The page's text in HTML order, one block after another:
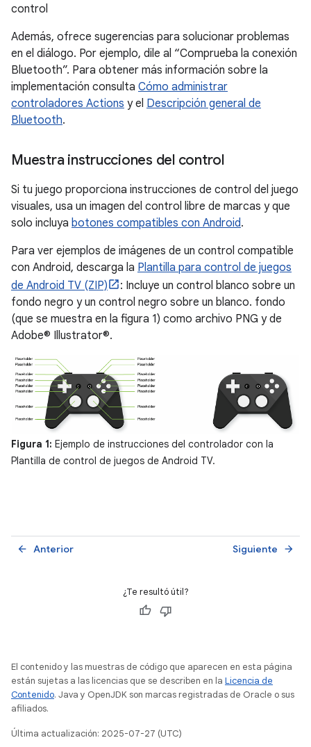
control
Además, ofrece sugerencias para solucionar problemas
en el diálogo. Por ejemplo, dile al “Comprueba la conexión
Bluetooth”. Para obtener más información sobre la
implementación consulta Cómo administrar
controladores Actions y el Descripción general de
Bluetooth.
Muestra instrucciones del control
Si tu juego proporciona instrucciones de control del juego
visuales, usa un imagen del control libre de marcas y que
solo incluya botones compatibles con Android.
Para ver ejemplos de imágenes de un control compatible
con Android, descarga la Plantilla para control de juegos
de Android TV (ZIP)
: Incluye un control blanco sobre un
fondo negro y un control negro sobre un blanco. fondo
(que se muestra en la figura 1) como archivo PNG y de
Adobe® Illustrator®.
Figura 1: Ejemplo de instrucciones del controlador con la
Plantilla de control de juegos de Android TV.
Anterior
arrow_back Siguiente arrow_forward
¿Te resultó útil?
El contenido y las muestras de código que aparecen en esta página
están sujetas a las licencias que se describen en la Licencia de
Contenido. Java y OpenJDK son marcas registradas de Oracle o sus
afiliados.
Última actualización: 2025-07-27 (UTC)